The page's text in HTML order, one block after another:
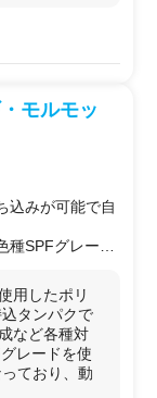
モルモッ
込みが可能で自
種SPFグレード
用したポリ
タンパクで
など各種対
レードを使
ており、動